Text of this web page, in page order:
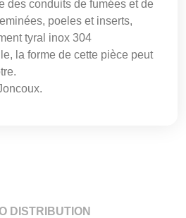
des conduits de fumées et de
poeles et inserts,
tyral inox 304
la forme de cette pièce peut
DISTRIBUTION